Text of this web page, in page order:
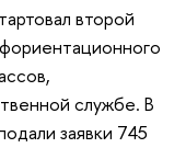
второй
службе. В
заявки 745